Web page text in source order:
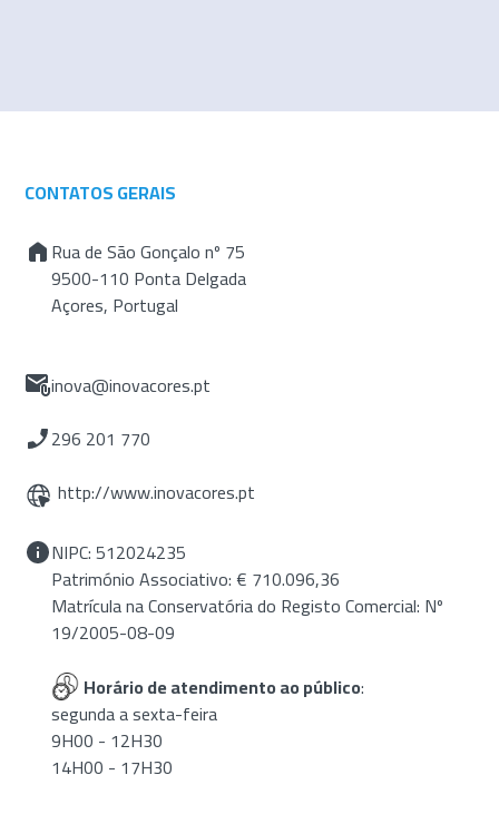
CONTATOS GERAIS
Rua de São Gonçalo nº 75
9500-110 Ponta Delgada
Açores, Portugal
inova@inovacores.pt
296 201 770
http://www.inovacores.pt
NIPC: 512024235
Património Associativo: € 710.096,36
Matrícula na Conservatória do Registo Comercial: Nº
19/2005-08-09
Horário de atendimento ao público:
segunda a sexta-feira
9H00 - 12H30
14H00 - 17H30